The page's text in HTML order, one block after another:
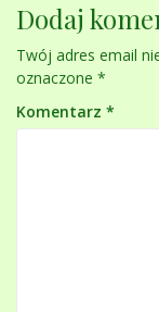
Dodaj
Twój adres email
oznaczone *
Komentarz *